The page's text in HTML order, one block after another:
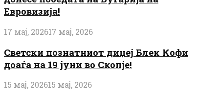
Евровизија!
17 мај, 202617 мај, 2026
Светски познатниот диџеј Блек Кофи
доаѓа на 19 јуни во Скопје!
15 мај, 202615 мај, 2026